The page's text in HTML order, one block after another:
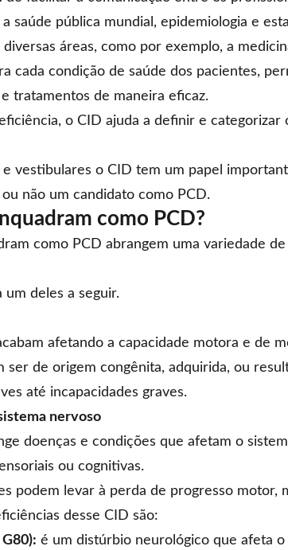
saúde pública mundial, epidemiologia e
áreas, como por exemplo, a
cada condição de saúde dos pacientes,
tratamentos de maneira eficaz.
o CID ajuda a definir e
e vestibulares o CID tem um papel
não um candidato como PCD.
como PCD?
como PCD abrangem uma variedade
um deles a seguir.
afetando a capacidade motora e de
ser de origem congênita, adquirida, ou
até incapacidades graves.
nervoso
doenças e condições que afetam o
ou cognitivas.
podem levar à perda de progresso motor,
desse CID são:
é um distúrbio neurológico que afeta